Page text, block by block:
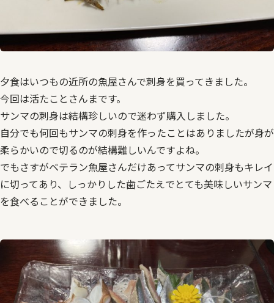
夕食はいつもの近所の魚屋さんで刺身を買ってきました。
今回は活たことさんまです。
サンマの刺身は結構珍しいので迷わず購入しました。
自分でも何回もサンマの刺身を作ったことはありましたが身が
柔らかいので切るのが結構難しいんですよね。
でもさすがベテラン魚屋さんだけあってサンマの刺身もキレイ
に切ってあり、しっかりした歯ごたえでとても美味しいサンマ
を食べることができました。